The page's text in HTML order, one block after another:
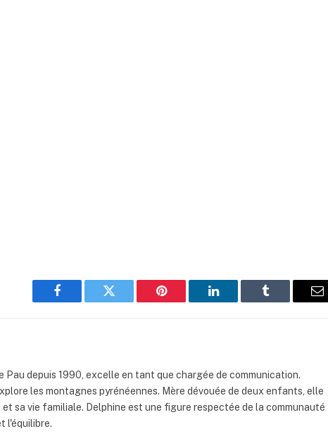
Facebook Twitter Pinterest LinkedIn Tumblr
Pau depuis 1990, excelle en tant que chargée de communication.
les montagnes pyrénéennes. Mère dévouée de deux enfants, elle
sa vie familiale. Delphine est une figure respectée de la communauté
l'équilibre.